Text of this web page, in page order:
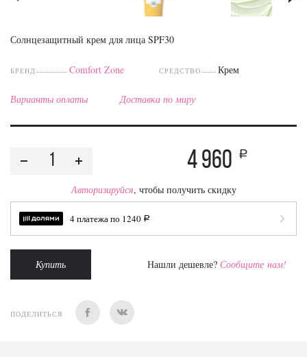
Солнцезащитный крем для лица SPF30
БРЕНД Comfort Zone СРЕДСТВО Крем
Варианты оплаты Доставка по миру
4 960 a
Авторизируйся, чтобы получить скидку
4 платежа по 1240 a
Купить Нашли дешевле? Сообщите нам!
ПОДЕЛИТЬСЯ